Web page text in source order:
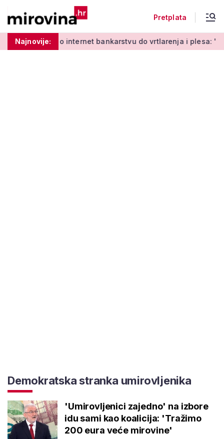
Pretplata
Najnovije:
Od učenja o internet bankarstvu do vrtlarenja i plesa: 'Da
Demokratska stranka umirovljenika
'Umirovljenici zajedno' na izbore
idu sami kao koalicija: 'Tražimo
200 eura veće mirovine'